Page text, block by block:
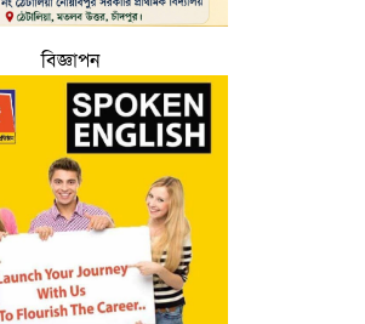
মাউশিতে আসছে নতুন
বিজ্ঞাপন